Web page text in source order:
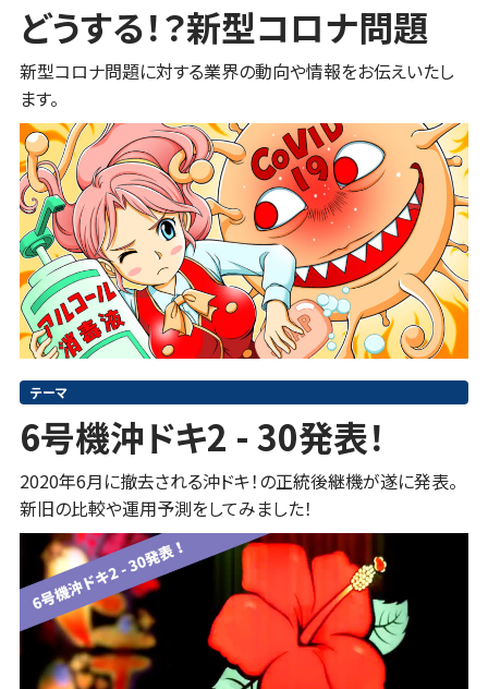
どうする！？新型コロナ問題
新型コロナ問題に対する業界の動向や情報をお伝えいたし
ます。
テーマ
6号機沖ドキ2 - 30発表！
2020年6月に撤去される沖ドキ！の正統後継機が遂に発表。
新旧の比較や運用予測をしてみました！